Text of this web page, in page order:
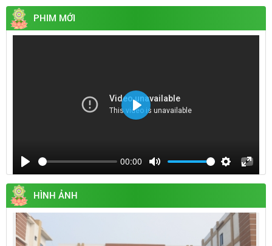
PHIM MỚI
Play
00:00
Mute
SettingsEnter
Play
HÌNH ẢNH